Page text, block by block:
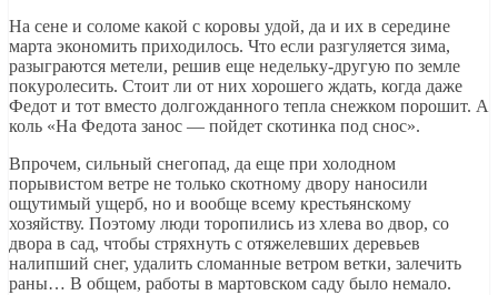
На сене и соломе какой с коровы удой, да и их в середине
марта экономить приходилось. Что если разгуляется зима,
разыграются метели, решив еще недельку-другую по земле
покуролесить. Стоит ли от них хорошего ждать, когда даже
Федот и тот вместо долгожданного тепла снежком порошит. А
коль «На Федота занос — пойдет скотинка под снос».
Впрочем, сильный снегопад, да еще при холодном
порывистом ветре не только скотному двору наносили
ощутимый ущерб, но и вообще всему крестьянскому
хозяйству. Поэтому люди торопились из хлева во двор, со
двора в сад, чтобы стряхнуть с отяжелевших деревьев
налипший снег, удалить сломанные ветром ветки, залечить
раны… В общем, работы в мартовском саду было немало.